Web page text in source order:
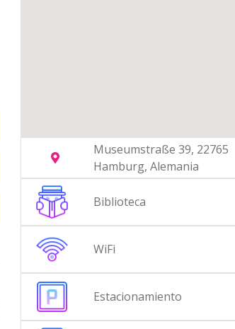
Museumstraße 39, 22765
Hamburg, Alemania
Biblioteca
WiFi
Estacionamiento